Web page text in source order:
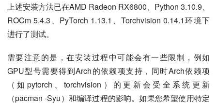
上述安装方法已在AMD Radeon RX6800、Python 3.10.9、
ROCm 5.4.3、PyTorch 1.13.1、Torchvision 0.14.1环境下
进行了测试。
需要注意的是，在安装过程中可能会有一些限制，例如
GPU型号需要得到Arch的依赖项支持，同时Arch依赖项
（如pytorch、torchvision）的更新会受全系统更新
（pacman -Syu）和编译过程的影响。如果您希望使用特定